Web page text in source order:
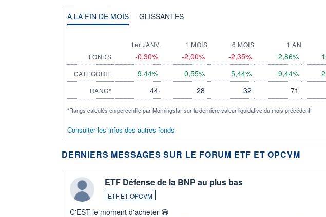
A LA FIN DE MOIS GLISSANTES
1er JANV. 1 MOIS 6 MOIS 1 AN
FONDS
-0,30% -2,00% -2,35% 2,86%
CATEGORIE 9,44% 0,55% 5,44% 9,44%
RANG* 44 28 32 71
*Rangs calculés en percentile par Morningstar sur la dernière valeur liquidative du mois précédent.
Consulter les infos des autres fonds
DERNIERS MESSAGES SUR LE FORUM ETF ET OPCVM
ETF Défense de la BNP au plus bas
ETF ET OPCVM
C'EST le moment d'acheter 😄​